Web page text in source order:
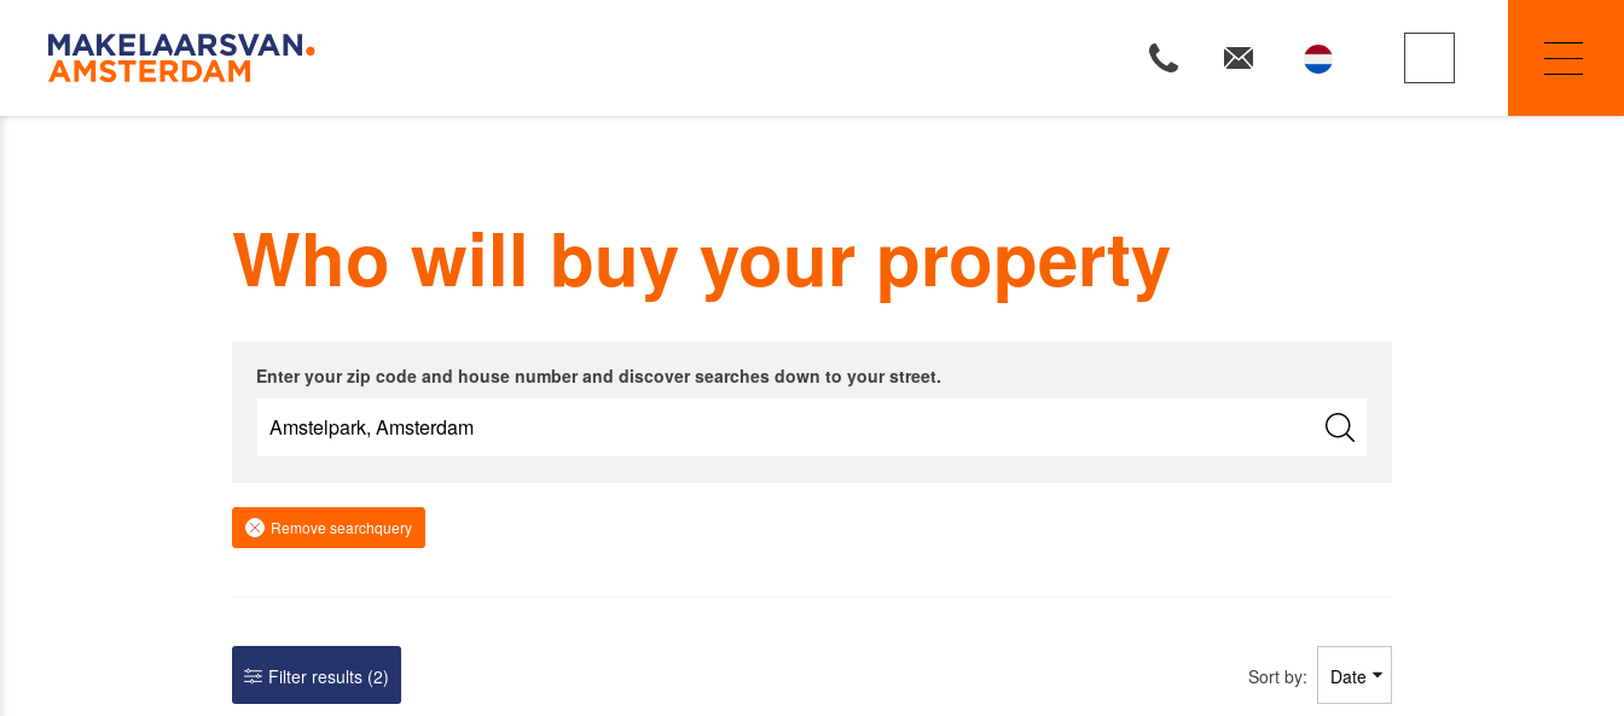
Amsterdam districts
Buying
Who will buy your property
Enter your zip code and house number and discover searches down to your street.
Remove searchquery
Filter results (2) Sort by: